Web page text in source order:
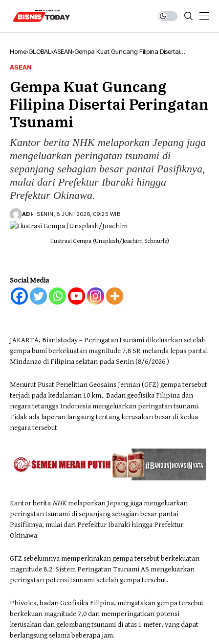
Home GLOBAL ASEAN Gempa Kuat Guncang Filipina Disertai
ASEAN
Gempa Kuat Guncang
Filipina Disertai Peringatan
Tsunami
Kantor berita NHK melaporkan Jepang juga
mengeluarkan peringatan tsunami di
sepanjang sebagian besar pantai Pasifiknya,
mulai dari Prefektur Ibaraki hingga
Prefektur Okinawa.
ADI SENIN, 8 JUNI 2026, 09:25 WIB
Ilustrasi Gempa (Unsplash/Joachim Schnurle)
Social Media
JAKARTA, Bisnistoday – Peringatan tsunami dikeluarkan setelah
gempa bumi berkekuatan magnitude 7,8 SR melanda lepas pantai
Mindanao di Filipina selatan pada Senin (8/6/2026 ).
Menurut Pusat Penelitian Geosains Jerman (GFZ) gempa tersebut
terjadi pada kedalaman 10 km,. Badan geofisika Filipina dan
negara tetangga Indonesia mengeluarkan peringatan tsunami.
Tidak ada laporan langsung tentang kerusakan besar di kedua
negara tersebut.
Kantor beritaNHKmelaporkan Jepang juga mengeluarkan
peringatan tsunami di sepanjang sebagian besar pantai
Pasifiknya, mulai dari Prefektur Ibaraki hingga Prefektur
Okinawa.
GFZ sebelumnya memperkirakan gempa tersebut berkekuatan
magnitude 8,2. Sistem Peringatan Tsunami AS mengeluarkan
peringatan potensi tsunami setelah gempa tersebut.
Phivolcs, badan Geofisika Filipina, mengatakan gempa tersebut
berkekuan magnitude 7,0 dan memperingatkan potensi
kerusakan dan gelombang tsunami di atas 1 meter, yang dapat
berlangsung selama beberapa jam.